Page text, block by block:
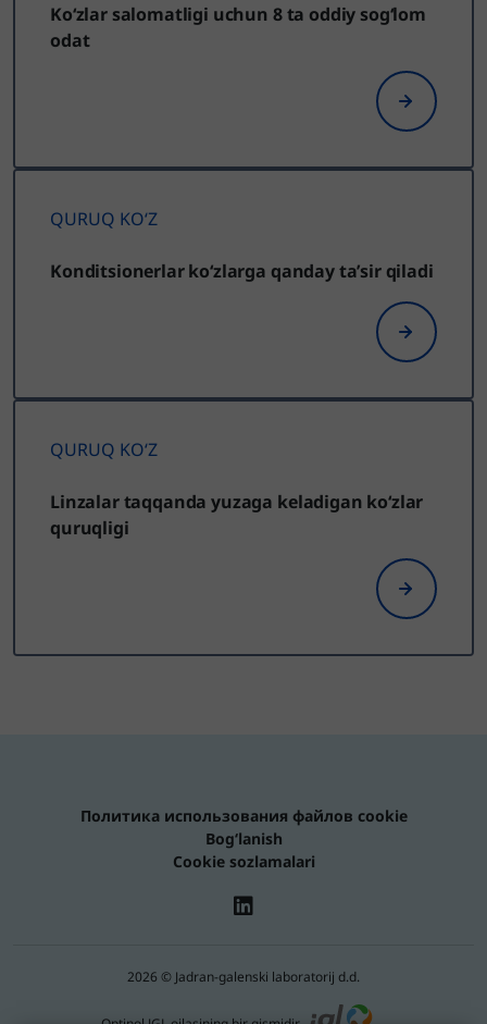
Ko‘zlar salomatligi uchun 8 ta oddiy sog‘lom
odat
QURUQ KO‘Z
Konditsionerlar ko‘zlarga qanday ta’sir qiladi
QURUQ KO‘Z
Linzalar taqqanda yuzaga keladigan ko‘zlar
quruqligi
Политика использования файлов cookie
Bog‘lanish
Cookie sozlamalari
2026 © Jadran-galenski laboratorij d.d.